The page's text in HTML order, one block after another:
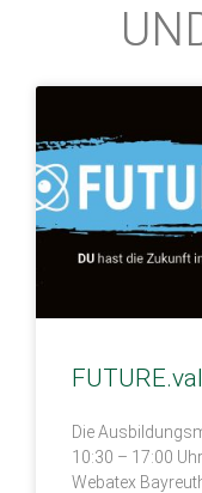
Die
10:30 – 17:00
Webatex